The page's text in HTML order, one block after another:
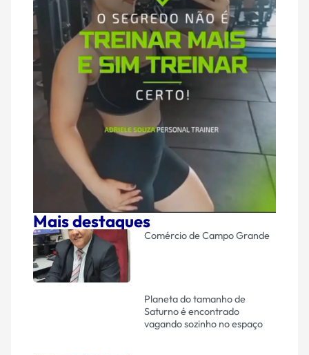
Mais destaques
Comércio de Campo Grande
Planeta do tamanho de
Saturno é encontrado
vagando sozinho no espaço